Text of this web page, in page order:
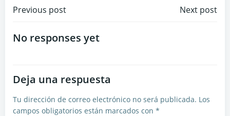
Navegación
de
Previous post
Navegación
Next post
No responses yet
Deja una respuesta
Tu dirección de correo electrónico no será publicada. Los
campos obligatorios están marcados con *